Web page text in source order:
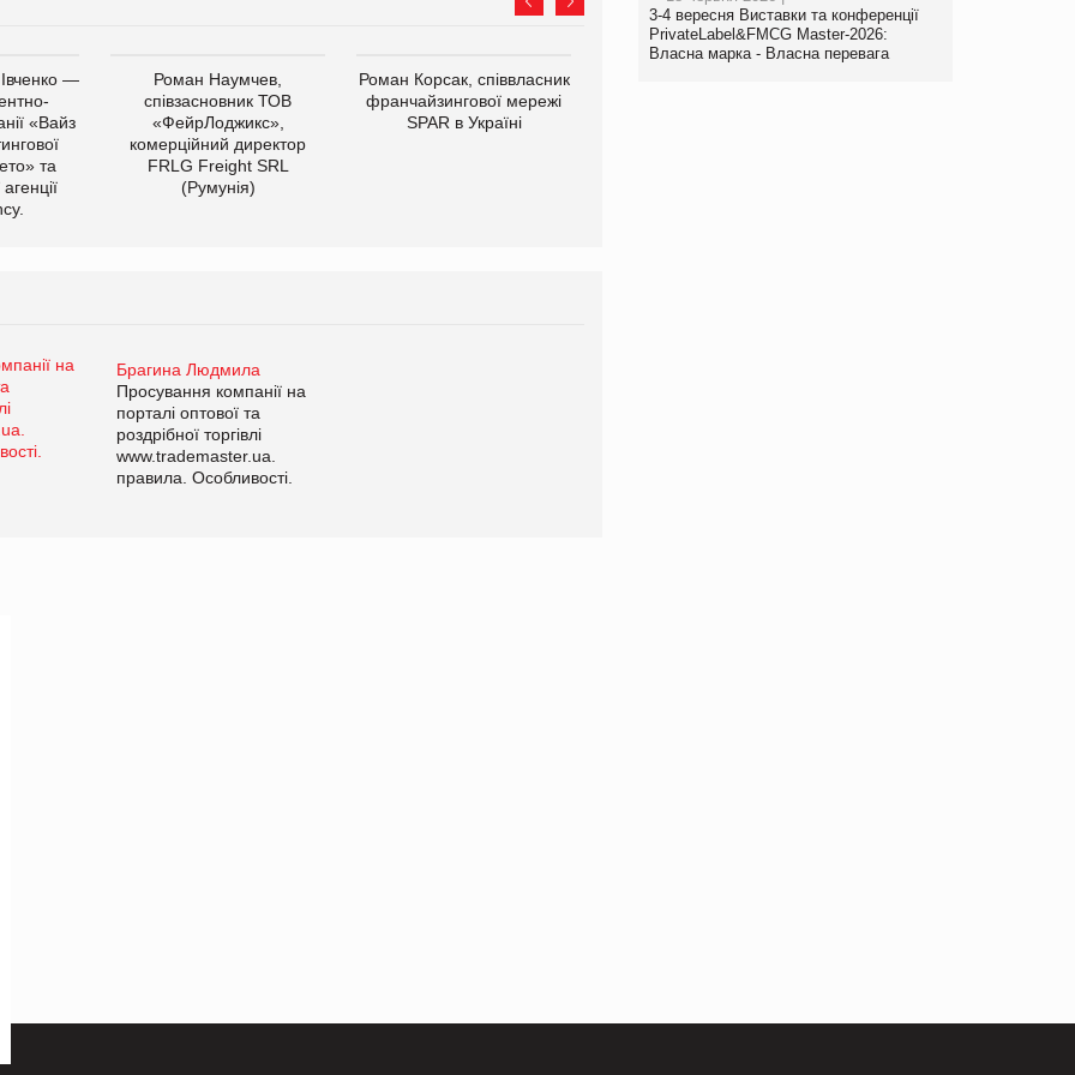
—
«Вайз
та
Роман Наумчев,
співзасновник ТОВ
«ФейрЛоджикс»,
комерційний директор
FRLG Freight SRL
(Румунія)
Роман Корсак, співвласник
франчайзингової мережі
SPAR в Україні
Брагина Людмила
Просування компанії на
порталі оптової та
роздрібної торгівлі
www.trademaster.ua.
правила. Особливості.
3-4 вересня Виставки та конференції
PrivateLabel&FMCG Master-2026:
Власна марка - Власна перевага